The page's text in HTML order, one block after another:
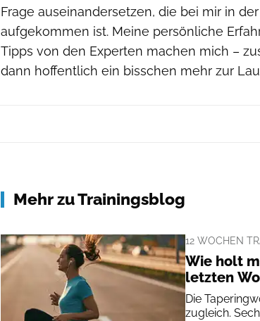
Frage auseinandersetzen, die bei mir in
aufgekommen ist. Meine persönliche
Tipps von den Experten machen mich –
dann hoffentlich ein bisschen mehr zur
Mehr zu Trainingsblog
12 WOCHEN
Wie holt
letzten
Die
zugleich.